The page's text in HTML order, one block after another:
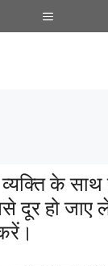
Menu
के
दूर हो